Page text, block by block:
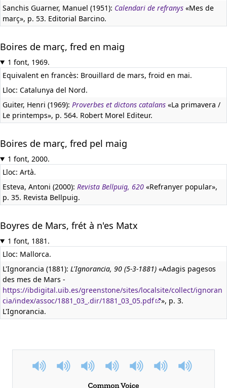
Sanchis Guarner, Manuel (1951): Calendari de refranys «Mes de
març», p. 53. Editorial Barcino.
Boires de març, fred en maig
1 font, 1969.
Equivalent en francès: Brouillard de mars, froid en mai.
Lloc: Catalunya del Nord.
Guiter, Henri (1969): Proverbes et dictons catalans «La primavera /
Le printemps», p. 564. Robert Morel Editeur.
Boires de març, fred pel maig
1 font, 2000.
Lloc: Artà.
Esteva, Antoni (2000): Revista Bellpuig, 620 «Refranyer popular»,
p. 35. Revista Bellpuig.
Boyres de Mars, frét à n'es Matx
1 font, 1881.
Lloc: Mallorca.
L'Ignorancia (1881): L'Ignorancia, 90 (5-3-1881) «Adagis pagesos
des mes de Mars -
https://ibdigital.uib.es/greenstone/sites/localsite/collect/ignoran
cia/index/assoc/1881_03_.dir/1881_03_05.pdf
», p. 3.
L'Ignorancia.